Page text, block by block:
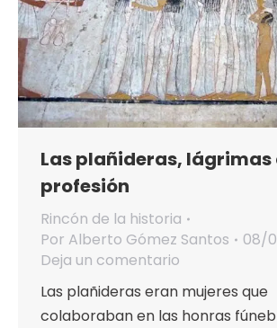
Las plañideras, lágrimas
profesión
Rincón de la historia
Por Alberto Gómez Santos
08/
Deja un comentario
Las plañideras eran mujeres que
colaboraban en las honras